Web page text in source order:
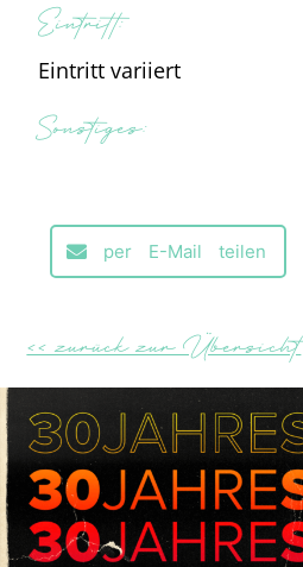
Eintritt:
Eintritt variiert
Sonstiges:
per E-Mail teilen
<< zurück zur Übersicht